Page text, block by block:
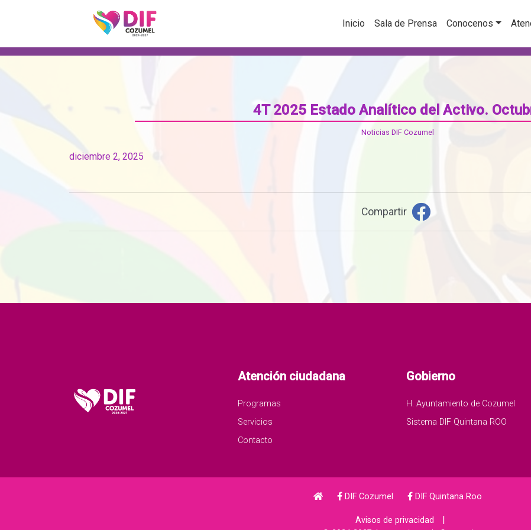
Inicio Sala de Prensa Conocenos
4T 2025 Estado Analítico del Activo.
Noticias DIF Cozumel
diciembre 2, 2025
Compartir
Atención ciudadana
Programas
Servicios
Contacto
Gobierno
H. Ayuntamiento de Cozumel
Sistema DIF Quintana ROO
DIF Cozumel DIF Quintana Roo
Avisos de privacidad